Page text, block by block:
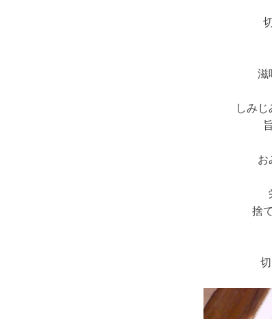
滋
しみ
お
捨